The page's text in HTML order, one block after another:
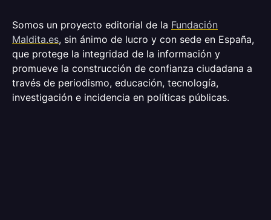
Somos un proyecto editorial de la Fundación
Maldita.es, sin ánimo de lucro y con sede en España,
que protege la integridad de la información y
promueve la construcción de confianza ciudadana a
través de periodismo, educación, tecnología,
investigación e incidencia en políticas públicas.